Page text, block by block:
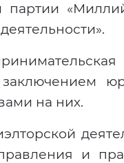
партии
на них.
и